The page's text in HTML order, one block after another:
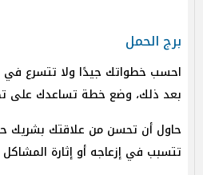
برج الحمل
احسب خطواتك جيدًا ولا تتسرع في
بعد ذلك، وضع خطة تساعدك على
حاول أن تحسن من علاقتك بشريك
تتسبب في إزعاجه أو إثارة